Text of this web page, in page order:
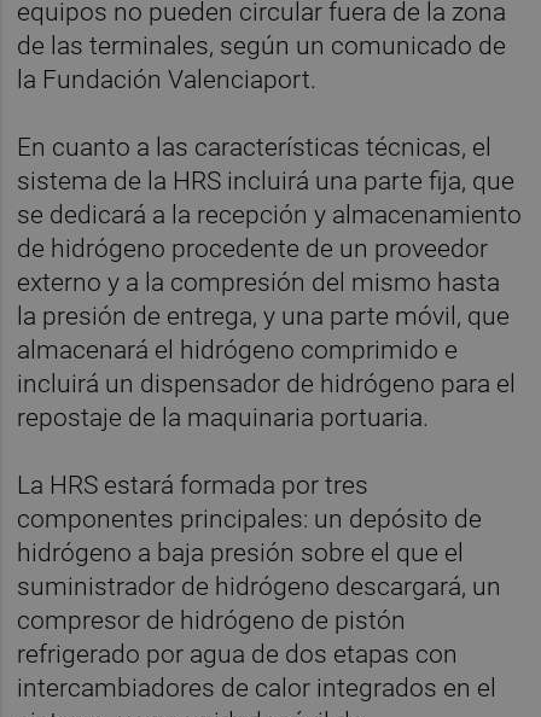
equipos no pueden circular fuera de la zona
de las terminales, según un comunicado de
la Fundación Valenciaport.
En cuanto a las características técnicas, el
sistema de la HRS incluirá una parte fija, que
se dedicará a la recepción y almacenamiento
de hidrógeno procedente de un proveedor
externo y a la compresión del mismo hasta
la presión de entrega, y una parte móvil, que
almacenará el hidrógeno comprimido e
incluirá un dispensador de hidrógeno para el
repostaje de la maquinaria portuaria.
La HRS estará formada por tres
componentes principales: un depósito de
hidrógeno a baja presión sobre el que el
suministrador de hidrógeno descargará, un
compresor de hidrógeno de pistón
refrigerado por agua de dos etapas con
intercambiadores de calor integrados en el